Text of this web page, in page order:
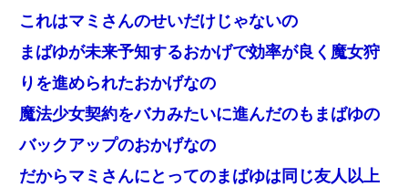
これはマミさんのせいだけじゃないの
まばゆが未来予知するおかげで効率が良く魔女狩
りを進められたおかげなの
魔法少女契約をバカみたいに進んだのもまばゆの
バックアップのおかげなの
だからマミさんにとってのまばゆは同じ友人以上